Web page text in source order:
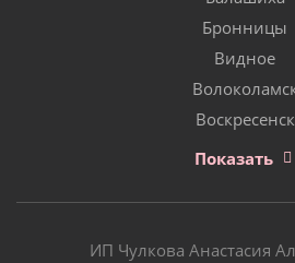
Бронницы
Видное
Воскресенск
Показать
ИП Чулкова Анастасия